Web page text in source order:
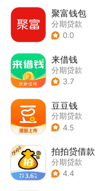
聚富钱包
分期贷款
0.0
来借钱
分期贷款
3.7
豆豆钱
分期贷款
4.5
拍拍贷借款
分期贷款
4.4